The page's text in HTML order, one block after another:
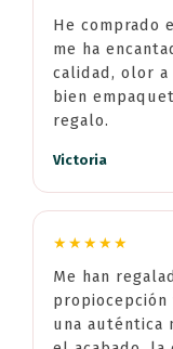
He comprado
me ha
calidad, olor a
bien
regalo.
Victoria
★★★★★
Me han
una auténtica